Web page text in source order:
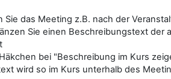
Sie das Meeting z.B. nach der
Sie einen Beschreibungstext der
bei "Beschreibung im Kurs
wird so im Kurs unterhalb des